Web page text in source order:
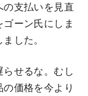
支払いを見直
ーン氏にしま
した。
せるな。むし
価格を今より